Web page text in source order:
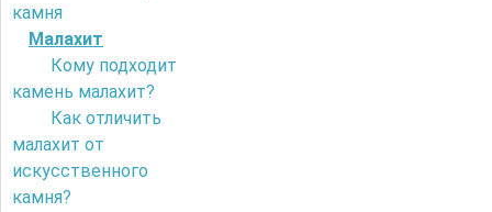
камня
Малахит
Кому подходит
камень малахит?
Как отличить
малахит от
искусственного
камня?